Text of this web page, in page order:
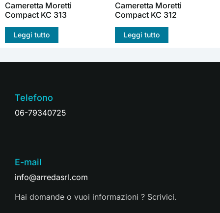
Cameretta Moretti
Compact KC 313
Leggi tutto
Cameretta Moretti
Compact KC 312
Leggi tutto
Telefono
06-79340725
E-mail
info@arredasrl.com
Hai domande o vuoi informazioni ? Scrivici.